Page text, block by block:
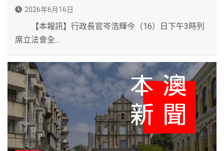
2026年6月16日
【本報訊】行政長官岑浩輝今（16）日下午3時列
席立法會全…